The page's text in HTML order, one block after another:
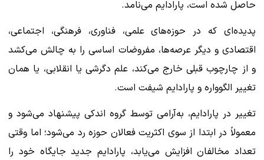
حاصل شده است، پارادایم می‌نامد.
پدیده‌ای که در حوزه‌های علمی، فناوری، فرهنگی، اجتماعی،
اقتصادی و دیگر عرصه‌ها، مفروضات اساسی را به چالش می‌کشد
و از چارچوب قبلی خارج می‌کند، علم دگرشی یا انقلابی، یا همان
تغییر الگوواره و پارادایم شیفت است.
تغییر در پارادایم، به‌آرامی توسط گروه اندکی پیشنهاد می‌شود و
معمولاً در ابتدا از سوی اکثریت فعالان حوزه رد می‌شود؛ اما وقتی
تعداد مخالفان افزایش می‌یابد، پارادایم جدید جایگاه خود را